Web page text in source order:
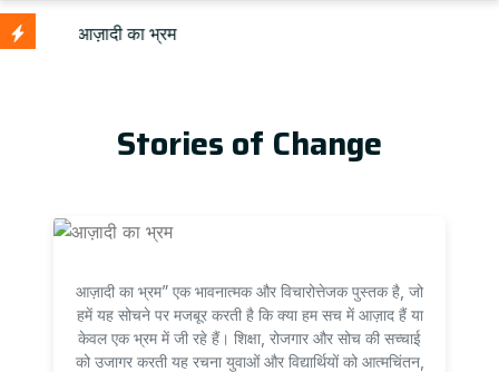
Stories of Change
आज़ादी का भ्रम” एक भावनात्मक और विचारोत्तेजक पुस्तक है, जो
हमें यह सोचने पर मजबूर करती है कि क्या हम सच में आज़ाद हैं या
केवल एक भ्रम में जी रहे हैं। शिक्षा, रोजगार और सोच की सच्चाई
को उजागर करती यह रचना युवाओं और विद्यार्थियों को आत्मचिंतन,